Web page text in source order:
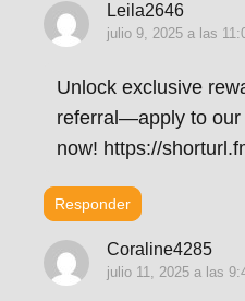
Leila2646
julio 9, 2025 a las
Unlock exclusive
referral—apply to our
now! https://
Responder
Coraline4285
julio 11, 2025 a las